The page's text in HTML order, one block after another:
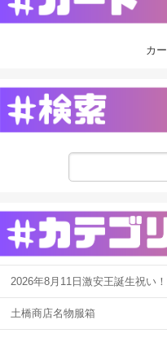
カ
2026年8月11日激安王誕生祝い
土橋商店名物服箱